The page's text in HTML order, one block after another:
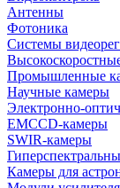
Антенны
Фотоника
Cистемы
Промышленные
Научные камеры
Электронно-
EMCCD-камеры
SWIR-камеры
Камеры для